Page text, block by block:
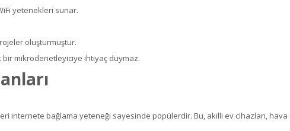
yetenekleri sunar.
oluşturmuştur.
mikrodenetleyiciye ihtiyaç duymaz.
internete bağlama yeteneği sayesinde popülerdir. Bu, akıllı ev cihazları,